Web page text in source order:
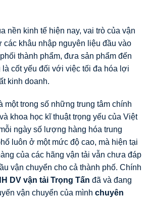
nền kinh tế hiện nay, vai trò của vận
các khâu nhập nguyên liệu đầu vào
thành phẩm, đưa sản phẩm đến
cốt yếu đối với việc tối đa hóa lợi
kinh doanh.
một trong số những trung tâm chính
khoa học kĩ thuật trọng yếu của Việt
ngày số lượng hàng hóa trung
luôn ở một mức độ cao, mà hiện tại
của các hãng vận tải vẫn chưa đáp
vận chuyển cho cả thành phố. Chính
DV vận tải Trọng Tấn đã và đang
vận chuyển của mình chuyên